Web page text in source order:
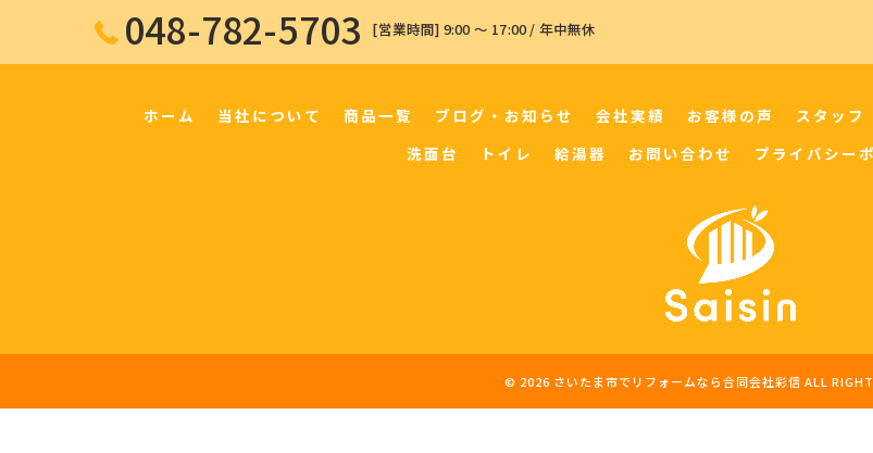
048-782-5703 [営業時間] 9:00 〜 17:00 / 年中無休
ホーム 当社について 商品一覧 ブログ・お知らせ 会社実績 お客様の声 スタッフ
洗面台
トイレ 給湯器 お問い合わせ プライバシー
© 2026 さいたま市でリフォームなら合同会社彩信 ALL